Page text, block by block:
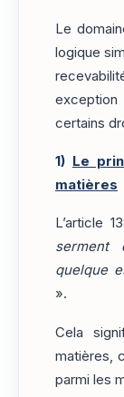
Le
logique
certains
1) Le
matières
L’article
serment
quelque
».
Cela
matières,
parmi les